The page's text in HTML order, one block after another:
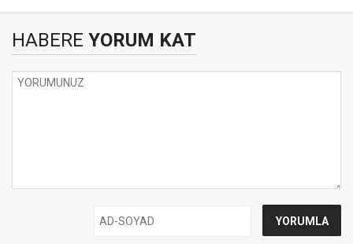
HABERE YORUM KAT